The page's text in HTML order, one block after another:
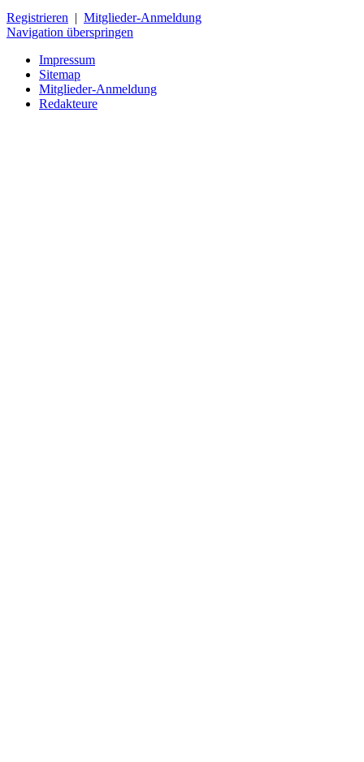
Registrieren | Mitglieder-Anmeldung
Navigation überspringen
Impressum
Sitemap
Mitglieder-Anmeldung
Redakteure